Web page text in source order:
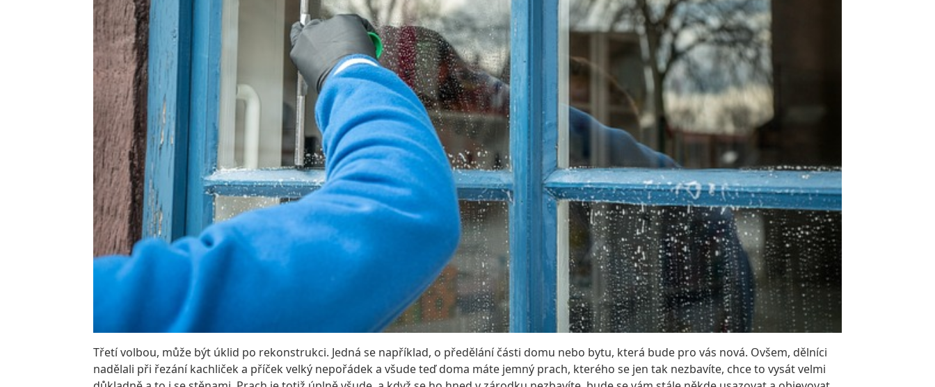
Třetí volbou, může být úklid po rekonstrukci. Jedná se například, o předělání části domu nebo bytu, která bude pro vás nová. Ovšem, dělníci
nadělali při řezání kachliček a příček velký nepořádek a všude teď doma máte jemný prach, kterého se jen tak nezbavíte, chce to vysát velmi